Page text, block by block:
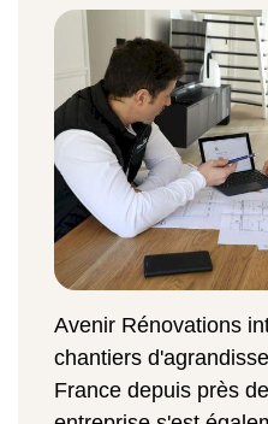
Avenir Rénovations
chantiers
France depuis près